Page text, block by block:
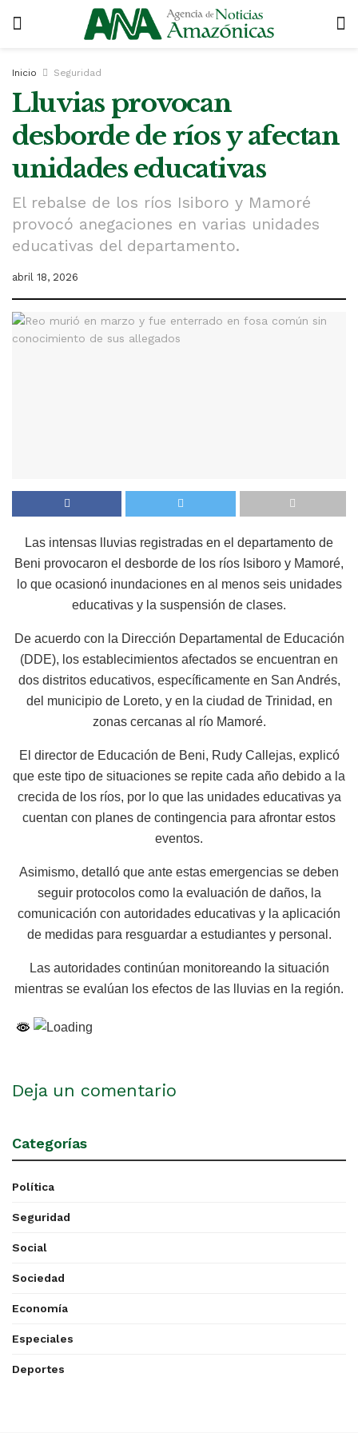
Inicio Seguridad
Lluvias provocan
desborde de ríos y afectan
unidades educativas
El rebalse de los ríos Isiboro y Mamoré
provocó anegaciones en varias unidades
educativas del departamento.
abril 18, 2026
Las intensas lluvias registradas en el departamento de
Beni provocaron el desborde de los ríos Isiboro y Mamoré,
lo que ocasionó inundaciones en al menos seis unidades
educativas y la suspensión de clases.
De acuerdo con la Dirección Departamental de Educación
(DDE), los establecimientos afectados se encuentran en
dos distritos educativos, específicamente en San Andrés,
del municipio de Loreto, y en la ciudad de Trinidad, en
zonas cercanas al río Mamoré.
El director de Educación de Beni, Rudy Callejas, explicó
que este tipo de situaciones se repite cada año debido a la
crecida de los ríos, por lo que las unidades educativas ya
cuentan con planes de contingencia para afrontar estos
eventos.
Asimismo, detalló que ante estas emergencias se deben
seguir protocolos como la evaluación de daños, la
comunicación con autoridades educativas y la aplicación
de medidas para resguardar a estudiantes y personal.
Las autoridades continúan monitoreando la situación
mientras se evalúan los efectos de las lluvias en la región.
Deja un comentario
Categorías
Política
Seguridad
Social
Sociedad
Economía
Especiales
Deportes